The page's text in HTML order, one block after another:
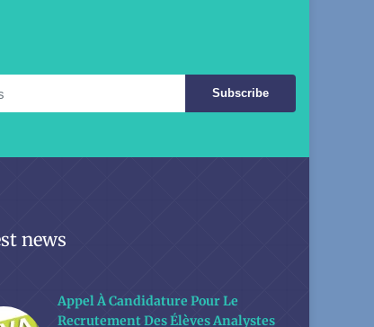
Subscribe
news
Appel À Candidature Pour Le
Recrutement Des Élèves Analystes